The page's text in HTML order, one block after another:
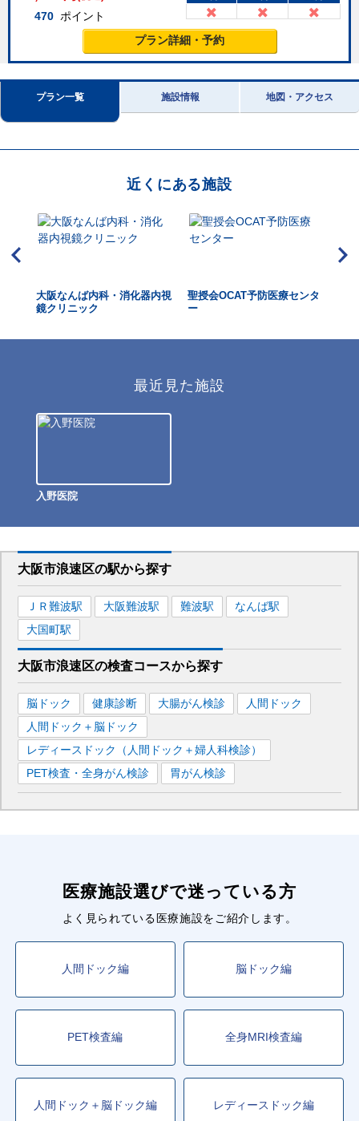
470 ポイント
プラン詳細・予約
プラン一覧 施設情報 地図・アクセス
近くにある施設
大阪なんば内科・消化器内視
鏡クリニック
聖授会OCAT予防医療センタ
ー
最近見た施設
入野医院
大阪市浪速区の駅から探す
ＪＲ難波駅 大阪難波駅 難波駅 なんば駅
大国町駅
大阪市浪速区の検査コースから探す
脳ドック 健康診断 大腸がん検診
人間ドック
人間ドック＋脳ドック
レディースドック（人間ドック＋婦人科検診）
PET検査・全身がん検診
胃がん検診
医療施設選びで迷っている方
よく見られている医療施設をご紹介します。
人間ドック編 脳ドック編
PET検査編 全身MRI検査編
人間ドック＋脳ドック編 レディースドック編